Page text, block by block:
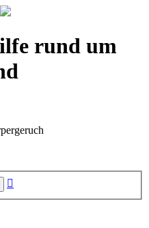
rund um